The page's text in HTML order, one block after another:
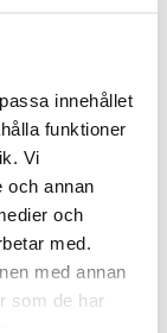
innehållet
funktioner
Vi
och annan
och
med.
med annan
som de har
webbplats i
en
av
1969 i
till att
för hem
i